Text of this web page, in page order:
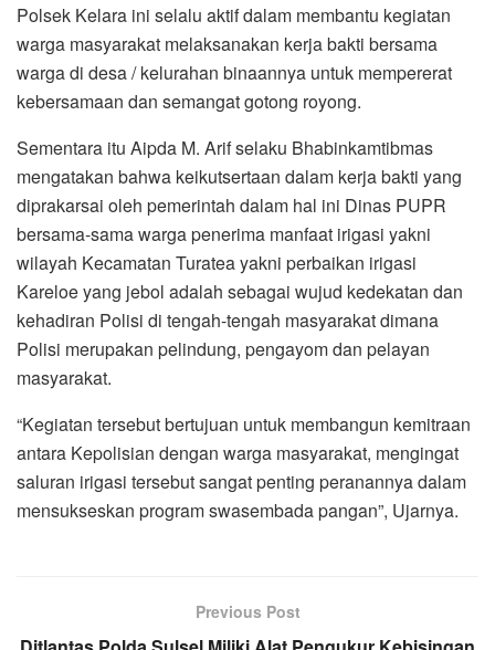
Polsek Kelara ini selalu aktif dalam membantu kegiatan
warga masyarakat melaksanakan kerja bakti bersama
warga di desa / kelurahan binaannya untuk mempererat
kebersamaan dan semangat gotong royong.
Sementara itu Aipda M. Arif selaku Bhabinkamtibmas
mengatakan bahwa keikutsertaan dalam kerja bakti yang
diprakarsai oleh pemerintah dalam hal ini Dinas PUPR
bersama-sama warga penerima manfaat irigasi yakni
wilayah Kecamatan Turatea yakni perbaikan irigasi
Kareloe yang jebol adalah sebagai wujud kedekatan dan
kehadiran Polisi di tengah-tengah masyarakat dimana
Polisi merupakan pelindung, pengayom dan pelayan
masyarakat.
“Kegiatan tersebut bertujuan untuk membangun kemitraan
antara Kepolisian dengan warga masyarakat, mengingat
saluran irigasi tersebut sangat penting peranannya dalam
mensukseskan program swasembada pangan”, Ujarnya.
Previous Post